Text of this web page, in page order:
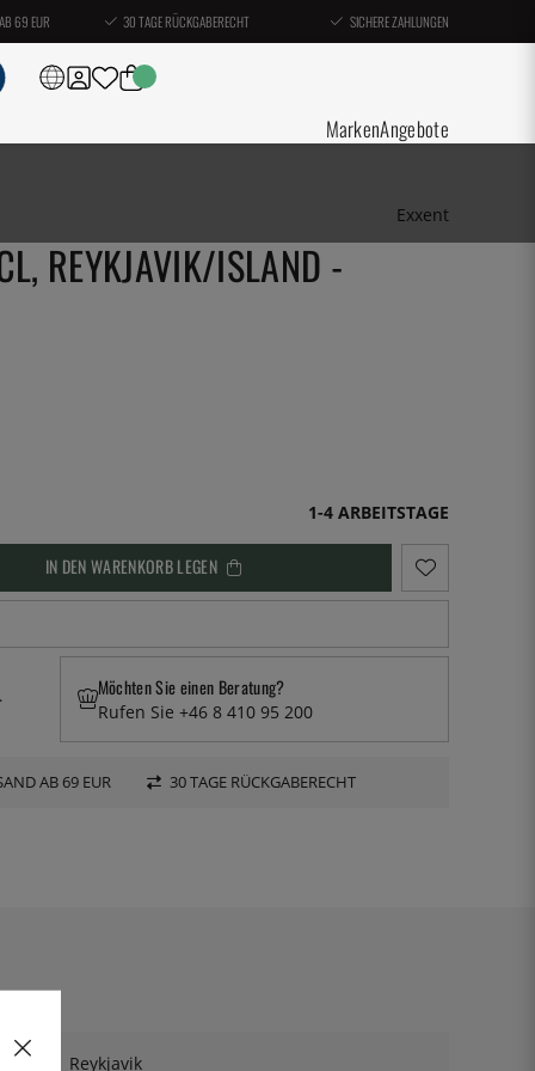
69 EUR 30 TAGE RÜCKGABERECHT SICHERE ZAHLUNGEN
MarkenAngebote
Exxent
REYKJAVIK/ISLAND -
1-4 ARBEITSTAGE
IN DEN WARENKORB LEGEN
Möchten Sie einen Beratung?
Rufen Sie +46 8 410 95 200
AB 69 EUR 30 TAGE RÜCKGABERECHT
Reykjavik